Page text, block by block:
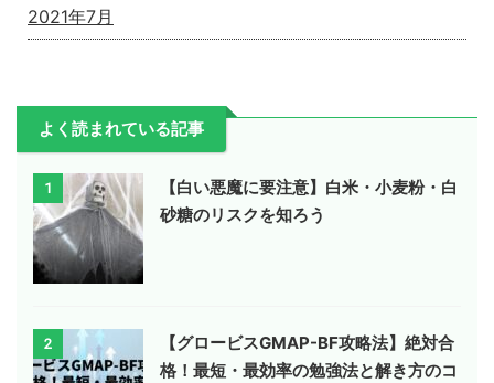
2021年7月
よく読まれている記事
1
【白い悪魔に要注意】白米・小麦粉・白
砂糖のリスクを知ろう
2
【グロービスGMAP-BF攻略法】絶対合
格！最短・最効率の勉強法と解き方のコ